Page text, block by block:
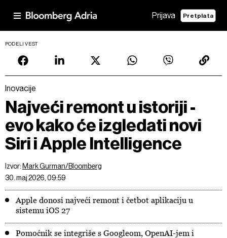
Prijava Pretplata
PODELI VEST
Inovacije
Najveći remont u istoriji -
evo kako će izgledati novi
Siri i Apple Intelligence
Izvor: Mark Gurman/Bloomberg
30. maj 2026, 09:59
Apple donosi najveći remont i četbot aplikaciju u
sistemu iOS 27
Pomoćnik se integriše s Googleom, OpenAI-jem i